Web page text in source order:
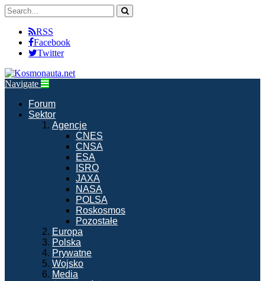
RSS
Facebook
Twitter
Navigate
Forum
Sektor
Agencje
CNES
CNSA
ESA
ISRO
JAXA
NASA
POLSA
Roskosmos
Pozostałe
Europa
Polska
Prywatne
Wojsko
Media